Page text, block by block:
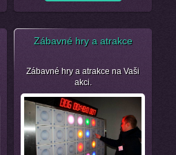
Zábavné hry a atrakce
Zábavné hry a atrakce na Vaši
akci.